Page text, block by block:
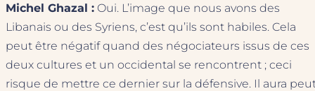
Michel Ghazal : Oui. L’image que nous avons des
Libanais ou des Syriens, c’est qu’ils sont habiles. Cela
peut être négatif quand des négociateurs issus de ces
deux cultures et un occidental se rencontrent ; ceci
risque de mettre ce dernier sur la défensive. Il aura